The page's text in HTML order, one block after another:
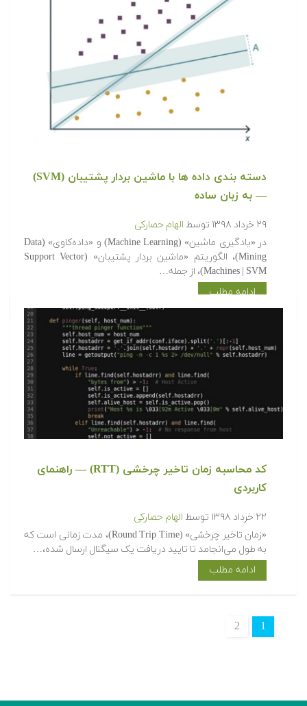
دسته بندی داده ها با ماشین بردار پشتیبان (SVM)
— به زبان ساده
۲۹ خرداد ۱۳۹۸ توسط الهام حصارکی
در «یادگیری ماشین» (Machine Learning) و «داده‌کاوی» (Data
Mining)، الگوریتم «ماشین بردار پشتیبان» (Support Vector
Machines | SVM)، از جمله…
ادامه مطلب
کد محاسبه زمان تاخیر چرخشی (RTT) — راهنمای
کاربردی
۲۲ خرداد ۱۳۹۸ توسط الهام حصارکی
«زمان تاخیر چرخشی» (Round Trip Time)، مدت زمانی است که
به طول می‌انجامد تا تایید دریافت یک سیگنال ارسال شده،…
ادامه مطلب
1
2